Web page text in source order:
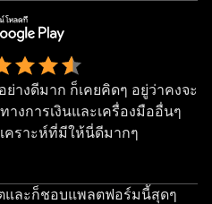
างดีมาก ก็เคยคิดๆ อยู่ว่าคงจะ
างการเงินและเครื่องมืออื่นๆ
คราะห์ที่มีให้นี่ดีมากๆ
และก็ชอบแพลตฟอร์มนี้สุดๆ